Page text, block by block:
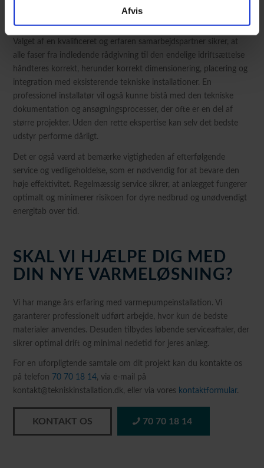
Afvis
assistance, da den korrekte implementering er altafgørende for
Valget af en kvalificeret og erfaren samarbejdspartner sikrer, at
alle faser fra indledende rådgivning til den endelige idriftsættelse
håndteres korrekt, herunder korrekt dimensionering, placering og
integration med eksisterende tekniske installationer. En
professionel installatør vil også kunne bistå med den tekniske
dokumentation og ansøgningsprocesser, der ofte er en del af
større projekter. Uden den rette ekspertise kan selv det bedste
udstyr performe dårligt.
Det er også værd at bemærke vigtigheden af efterfølgende
service og vedligeholdelse, som er nødvendig for at bevare den
høje effektivitet. Regelmæssig service sikrer, at anlægget fungerer
optimalt og minimerer risikoen for dyre nedbrud og unødvendigt
energitab over tid.
SKAL VI HJÆLPE DIG MED
DIN NYE VARMELØSNING?
Vi har mange års erfaring med varmepumpeinstallation. Vi
garanterer professionelt udført arbejde, hvor kun de bedste
materialer anvendes. Desuden tilbydes løbende serviceaftaler, der
sikrer optimal drift og minimal nedetid for jeres anlæg.
For en uforpligtende samtale om dit projekt kan du kontakte os
på telefon 70 70 18 14, via e-mail på
kontakt@tekniskinstallation.dk, eller via vores kontaktformular.
KONTAKT OS 70 70 18 14